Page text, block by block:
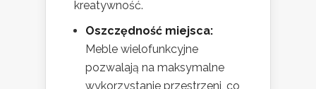
kreatywność.
Oszczędność miejsca:
Meble wielofunkcyjne
pozwalają na maksymalne
wykorzystanie przestrzeni, co